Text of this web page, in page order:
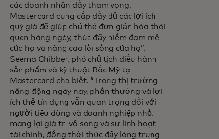
các doanh nhân đầy tham vọng,
Mastercard cung cấp đầy đủ các lợi ích
quý giá để giúp chủ thẻ đơn giản hóa thói
quen hàng ngày, thúc đẩy niềm đam mê
của họ và nâng cao lối sống của họ”,
Seema Chibber, phó chủ tịch điều hành
sản phẩm và kỹ thuật Bắc Mỹ tại
Mastercard cho biết. “Trong thị trường
năng động ngày nay, phần thưởng và lợi
ích thẻ tín dụng vẫn quan trọng đối với
người tiêu dùng và doanh nghiệp nhỏ,
mang lại giá trị vô song và sự linh hoạt
tài chính, đồng thời thúc đẩy lòng trung